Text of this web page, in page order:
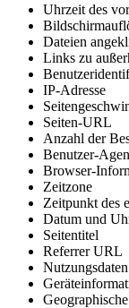
Uhrzeit des
Dateien
Links zu
IP-Adresse
Seiten-URL
Anzahl der
Benutzer-
Browser-
Zeitzone
Zeitpunkt des
Datum und
Seitentitel
Referrer URL
Nutzungsdaten